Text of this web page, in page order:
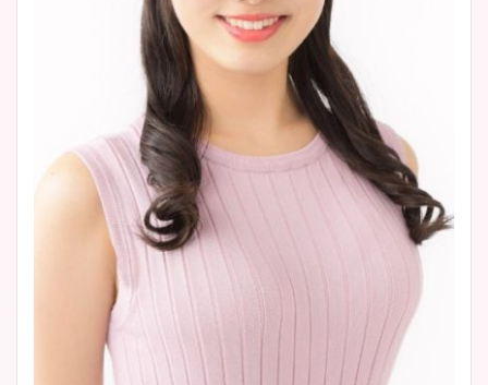
安藤萌々アナのカップ画像や
ニット衣装まとめ！美足の筋
肉も凄い！
鈴木唯の太ってた時の体重が
イエット方は？昔と現在を画